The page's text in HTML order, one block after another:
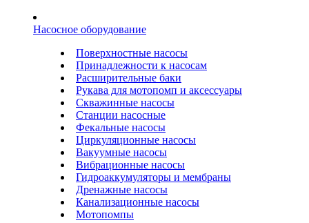
Насосное оборудование
Поверхностные насосы
Принадлежности к насосам
Расширительные баки
Рукава для мотопомп и аксессуары
Скважинные насосы
Станции насосные
Фекальные насосы
Циркуляционные насосы
Вакуумные насосы
Вибрационные насосы
Гидроаккумуляторы и мембраны
Дренажные насосы
Канализационные насосы
Мотопомпы